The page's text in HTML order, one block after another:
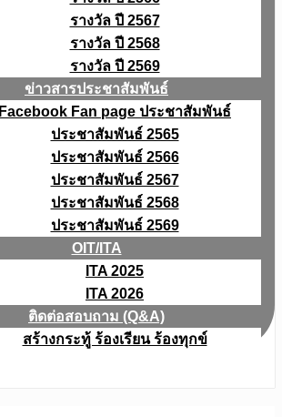
รางวัล ปี 2567
รางวัล ปี 2568
รางวัล ปี 2569
ข่าวสารประชาสัมพันธ์
Facebook Fan page ประชาสัมพันธ์
ประชาสัมพันธ์ 2565
ประชาสัมพันธ์ 2566
ประชาสัมพันธ์ 2567
ประชาสัมพันธ์ 2568
ประชาสัมพันธ์ 2569
OIT/ITA
ITA 2025
ITA 2026
ติดต่อสอบถาม (Q&A)
สร้างกระทู้ ร้องเรียน ร้องทุกข์